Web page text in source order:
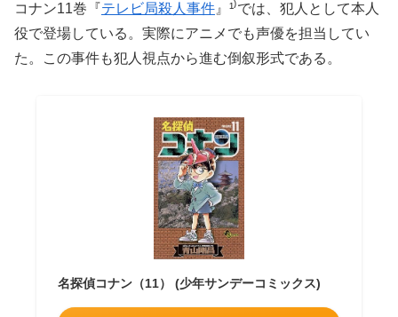
コナン11巻『テレビ局殺人事件 』¹⁾では、犯人として本人
役で登場している。実際にアニメでも声優を担当してい
た。この事件も犯人視点から進む倒叙形式である。
名探偵コナン（11） (少年サンデーコミックス)